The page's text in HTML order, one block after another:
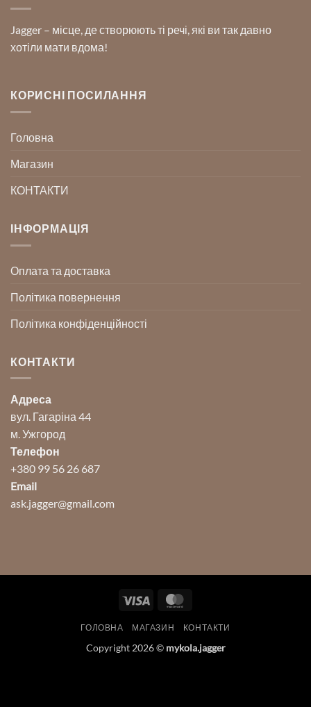
Jagger – місце, де створюють ті речі, які ви так давно
хотіли мати вдома!
КОРИСНІ ПОСИЛАННЯ
Головна
Магазин
КОНТАКТИ
ІНФОРМАЦІЯ
Оплата та доставка
Політика повернення
Політика конфіденційності
КОНТАКТИ
Адреса
вул. Гагаріна 44
м. Ужгород
Телефон
+380 99 56 26 687
Email
ask.jagger@gmail.com
Visa
ГОЛОВНА МАГАЗИН КОНТАКТИ
Copyright 2026 © mykola.jagger